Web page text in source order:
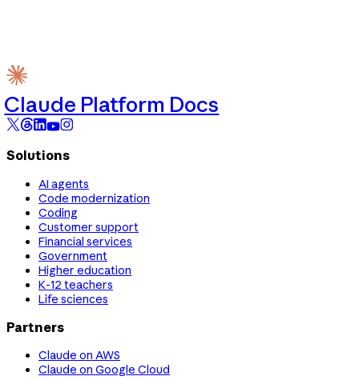
Claude Platform Docs
Solutions
AI agents
Code modernization
Coding
Customer support
Financial services
Government
Higher education
K-12 teachers
Life sciences
Partners
Claude on AWS
Claude on Google Cloud